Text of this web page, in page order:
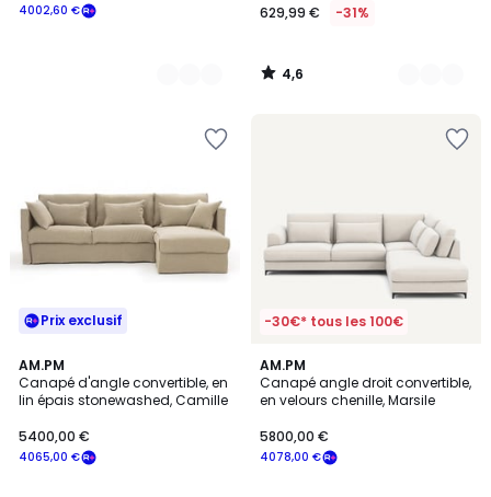
4002,60 € 629,99 € -31%
4,6
/
Prix exclusif
AM.PM
Canapé d'angle convertible, en
lin épais stonewashed, Camille
4065,00 €
5400,00 €
3
/
5
-30€* tous les 100€
AM.PM
Canapé angle droit convertible,
en velours chenille, Marsile
4078,00 €
5800,00 €
8
Couleurs